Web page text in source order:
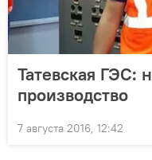
Татевская ГЭС:
производство
7 августа 2016, 12:42